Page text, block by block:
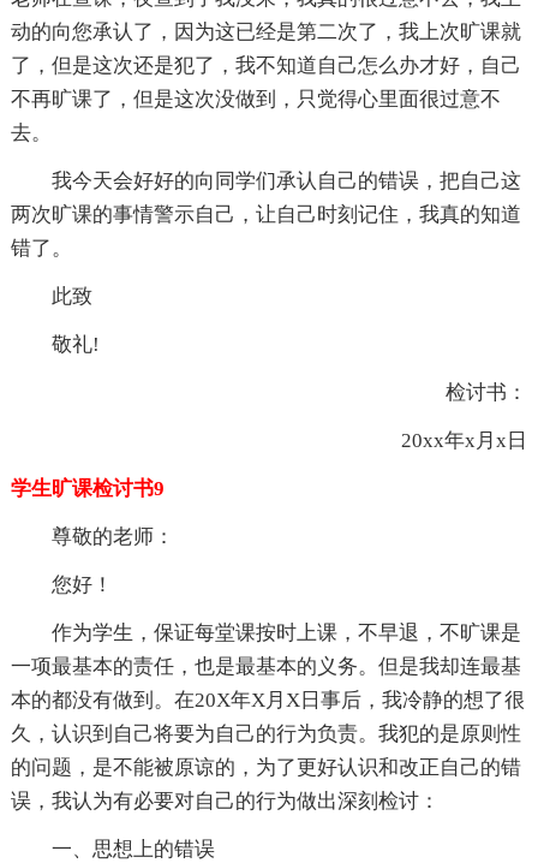
动的向您承认了，因为这已经是第二次了，我上次旷课就
了，但是这次还是犯了，我不知道自己怎么办才好，自己
不再旷课了，但是这次没做到，只觉得心里面很过意不
去。
我今天会好好的向同学们承认自己的错误，把自己这
两次旷课的事情警示自己，让自己时刻记住，我真的知道
错了。
此致
敬礼!
检讨书：
20xx年x月x日
学生旷课检讨书9
尊敬的老师：
您好！
作为学生，保证每堂课按时上课，不早退，不旷课是
一项最基本的责任，也是最基本的义务。但是我却连最基
本的都没有做到。在20X年X月X日事后，我冷静的想了很
久，认识到自己将要为自己的行为负责。我犯的是原则性
的问题，是不能被原谅的，为了更好认识和改正自己的错
误，我认为有必要对自己的行为做出深刻检讨：
一、思想上的错误